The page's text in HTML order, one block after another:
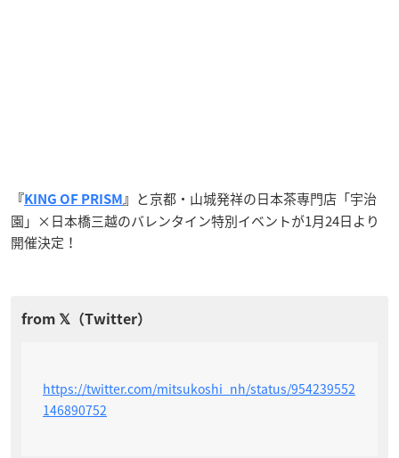
『KING OF PRISM 』
と京都・山城発祥の日本茶専門店「宇治
園」×日本橋三越のバレンタイン特別イベントが1月24日より
開催決定！
https://twitter.com/mitsukoshi_nh/status/954239552
146890752